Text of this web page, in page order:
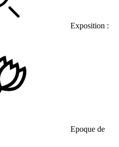
Exposition :
Epoque de